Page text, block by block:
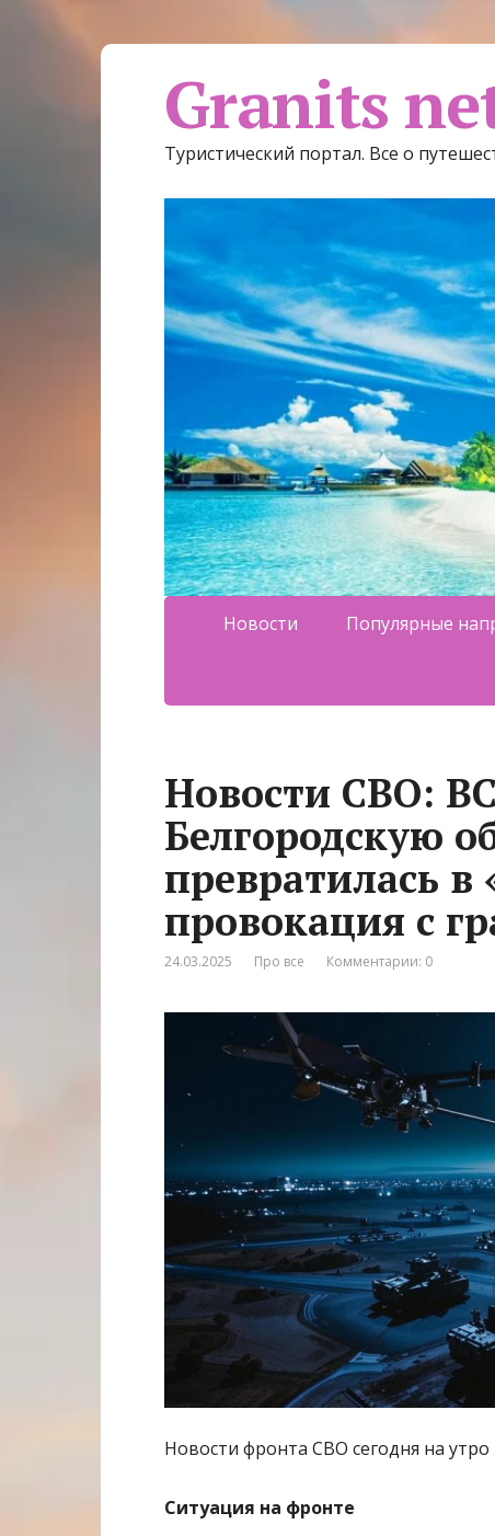
Granits
Туристический портал. Все о
Новости Популярные
Новости СВО:
Белгородскую
превратилась
провокация с
24.03.2025 Про все Комментарии: 0
Новости фронта СВО сегодня на утро
Ситуация на фронте